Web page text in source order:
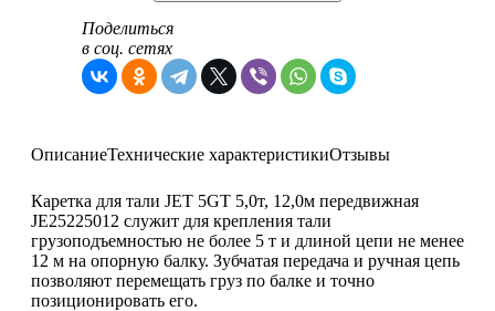
Поделиться
в соц. сетях
ОписаниеТехнические характеристикиОтзывы
Каретка для тали JET 5GT 5,0т, 12,0м передвижная
JE25225012 служит для крепления тали
грузоподъемностью не более 5 т и длиной цепи не менее
12 м на опорную балку. Зубчатая передача и ручная цепь
позволяют перемещать груз по балке и точно
позиционировать его.